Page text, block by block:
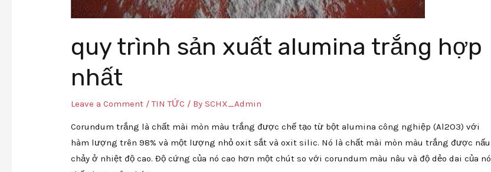
quy trình sản xuất alumina trắng hợp
nhất
Leave a Comment /TIN TỨC / BySCHX_Admin
Corundum trắng là chất mài mòn màu trắng được chế tạo từ bột alumina công nghiệp (Al2O3) với
hàm lượng trên 98% và một lượng nhỏ oxit sắt và oxit silic. Nó là chất mài mòn màu trắng được nấu
chảy ở nhiệt độ cao. Độ cứng của nó cao hơn một chút so với corundum màu nâu và độ dẻo dai của nó